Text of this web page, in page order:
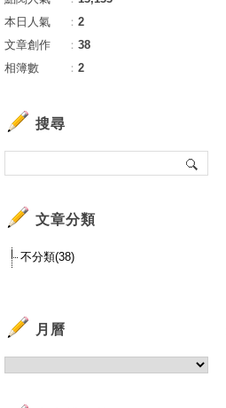
本日人氣
： 2
文章創作
： 38
相簿數
： 2
搜尋
文章分類
不分類(38)
月曆